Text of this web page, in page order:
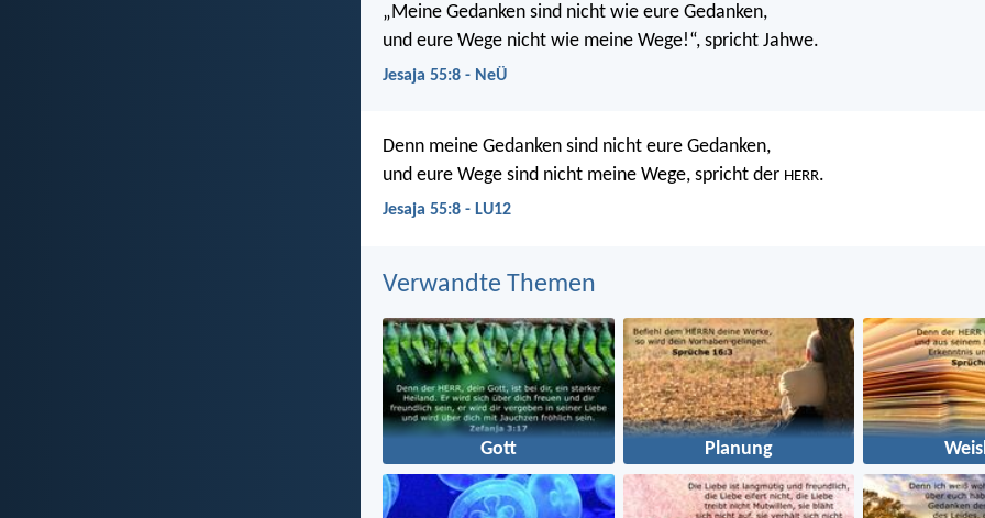
„Meine Gedanken sind nicht wie eure Gedanken,
und eure Wege nicht wie meine Wege!“, spricht Jahwe.
Jesaja 55:8 - NeÜ
Denn meine Gedanken sind nicht eure Gedanken,
und eure Wege sind nicht meine Wege, spricht der HERR.
Jesaja 55:8 - LU12
Verwandte Themen
Gott Planung